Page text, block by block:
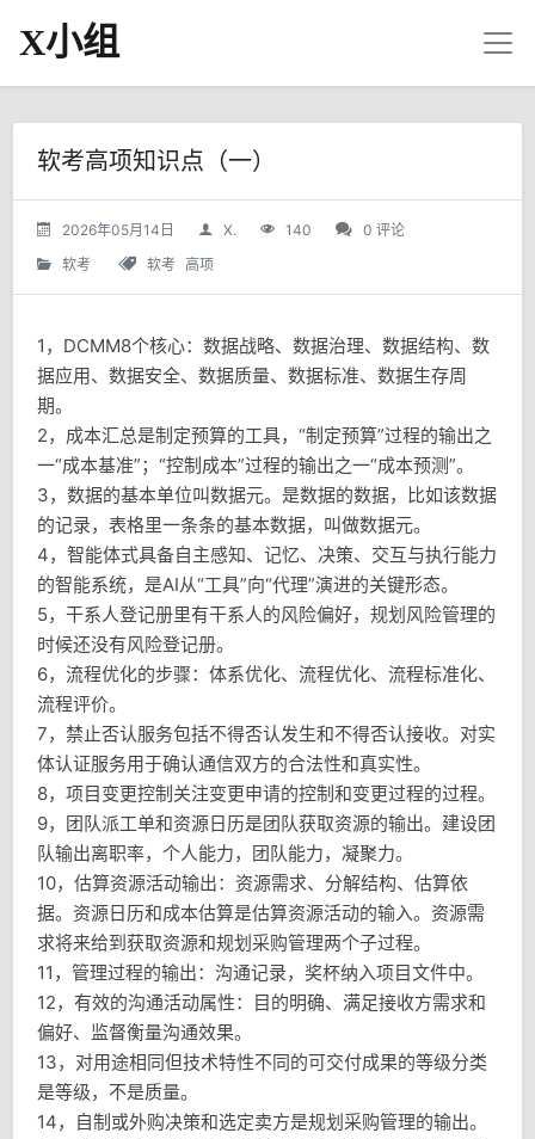
X小组
软考高项知识点（一）
2026年05月14日 X. 140
0 评论
软考
软考 高项
1，DCMM8个核心：数据战略、数据治理、数据结构、数
据应用、数据安全、数据质量、数据标准、数据生存周
期。
2，成本汇总是制定预算的工具，“制定预算”过程的输出之
一“成本基准”；“控制成本”过程的输出之一“成本预测”。
3，数据的基本单位叫数据元。是数据的数据，比如该数据
的记录，表格里一条条的基本数据，叫做数据元。
4，智能体式具备自主感知、记忆、决策、交互与执行能力
的智能系统，是AI从“工具”向“代理”演进的关键形态。
5，干系人登记册里有干系人的风险偏好，规划风险管理的
时候还没有风险登记册。
6，流程优化的步骤：体系优化、流程优化、流程标准化、
流程评价。
7，禁止否认服务包括不得否认发生和不得否认接收。对实
体认证服务用于确认通信双方的合法性和真实性。
8，项目变更控制关注变更申请的控制和变更过程的过程。
9，团队派工单和资源日历是团队获取资源的输出。建设团
队输出离职率，个人能力，团队能力，凝聚力。
10，估算资源活动输出：资源需求、分解结构、估算依
据。资源日历和成本估算是估算资源活动的输入。资源需
求将来给到获取资源和规划采购管理两个子过程。
11，管理过程的输出：沟通记录，奖杯纳入项目文件中。
12，有效的沟通活动属性：目的明确、满足接收方需求和
偏好、监督衡量沟通效果。
13，对用途相同但技术特性不同的可交付成果的等级分类
是等级，不是质量。
14，自制或外购决策和选定卖方是规划采购管理的输出。